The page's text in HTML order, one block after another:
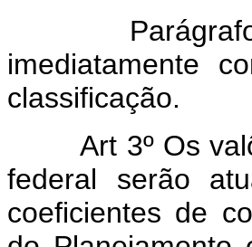
Parágrafo
imediatamente
classificação.
Art 3º Os
federal serão
coeficientes de